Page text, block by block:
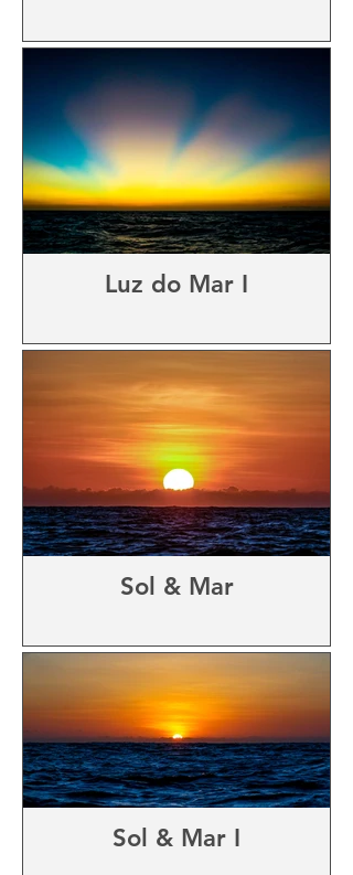
Luz do Mar I
Sol & Mar
Sol & Mar I